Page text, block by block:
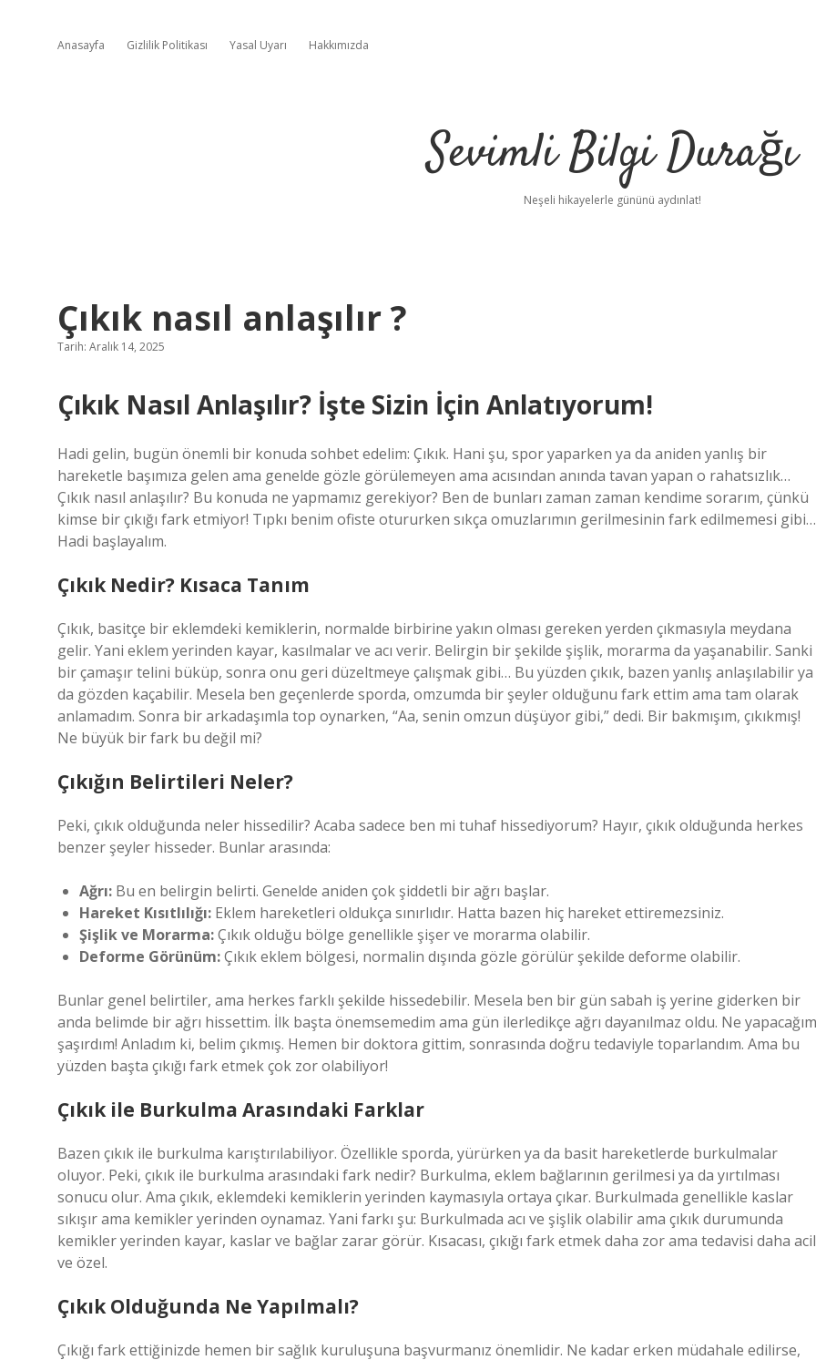
Anasayfa Gizlilik Politikası Yasal Uyarı Hakkımızda
Sevimli Bilgi Durağı
Neşeli hikayelerle gününü aydınlat!
Çıkık nasıl anlaşılır ?
Tarih: Aralık 14, 2025
Çıkık Nasıl Anlaşılır? İşte Sizin İçin Anlatıyorum!
Hadi gelin, bugün önemli bir konuda sohbet edelim: Çıkık. Hani şu, spor yaparken ya da aniden yanlış bir
hareketle başımıza gelen ama genelde gözle görülemeyen ama acısından anında tavan yapan o rahatsızlık…
Çıkık nasıl anlaşılır? Bu konuda ne yapmamız gerekiyor? Ben de bunları zaman zaman kendime sorarım, çünkü
kimse bir çıkığı fark etmiyor! Tıpkı benim ofiste otururken sıkça omuzlarımın gerilmesinin fark edilmemesi gibi…
Hadi başlayalım.
Çıkık Nedir? Kısaca Tanım
Çıkık, basitçe bir eklemdeki kemiklerin, normalde birbirine yakın olması gereken yerden çıkmasıyla meydana
gelir. Yani eklem yerinden kayar, kasılmalar ve acı verir. Belirgin bir şekilde şişlik, morarma da yaşanabilir. Sanki
bir çamaşır telini büküp, sonra onu geri düzeltmeye çalışmak gibi… Bu yüzden çıkık, bazen yanlış anlaşılabilir ya
da gözden kaçabilir. Mesela ben geçenlerde sporda, omzumda bir şeyler olduğunu fark ettim ama tam olarak
anlamadım. Sonra bir arkadaşımla top oynarken, “Aa, senin omzun düşüyor gibi,” dedi. Bir bakmışım, çıkıkmış!
Ne büyük bir fark bu değil mi?
Çıkığın Belirtileri Neler?
Peki, çıkık olduğunda neler hissedilir? Acaba sadece ben mi tuhaf hissediyorum? Hayır, çıkık olduğunda herkes
benzer şeyler hisseder. Bunlar arasında:
Ağrı: Bu en belirgin belirti. Genelde aniden çok şiddetli bir ağrı başlar.
Hareket Kısıtlılığı: Eklem hareketleri oldukça sınırlıdır. Hatta bazen hiç hareket ettiremezsiniz.
Şişlik ve Morarma:Çıkık olduğu bölge genellikle şişer ve morarma olabilir.
Deforme Görünüm:Çıkık eklem bölgesi, normalin dışında gözle görülür şekilde deforme olabilir.
Bunlar genel belirtiler, ama herkes farklı şekilde hissedebilir. Mesela ben bir gün sabah iş yerine giderken bir
anda belimde bir ağrı hissettim. İlk başta önemsemedim ama gün ilerledikçe ağrı dayanılmaz oldu. Ne
şaşırdım! Anladım ki, belim çıkmış. Hemen bir doktora gittim, sonrasında doğru tedaviyle toparlandım. Ama bu
yüzden başta çıkığı fark etmek çok zor olabiliyor!
Çıkık ile Burkulma Arasındaki Farklar
Bazen çıkık ile burkulma karıştırılabiliyor. Özellikle sporda, yürürken ya da basit hareketlerde burkulmalar
oluyor. Peki, çıkık ile burkulma arasındaki fark nedir? Burkulma, eklem bağlarının gerilmesi ya da yırtılması
sonucu olur. Ama çıkık, eklemdeki kemiklerin yerinden kaymasıyla ortaya çıkar. Burkulmada genellikle kaslar
sıkışır ama kemikler yerinden oynamaz. Yani farkı şu: Burkulmada acı ve şişlik olabilir ama çıkık durumunda
kemikler yerinden kayar, kaslar ve bağlar zarar görür. Kısacası, çıkığı fark etmek daha zor ama tedavisi daha acil
ve özel.
Çıkık Olduğunda Ne Yapılmalı?
Çıkığı fark ettiğinizde hemen bir sağlık kuruluşuna başvurmanız önemlidir. Ne kadar erken müdahale edilirse,